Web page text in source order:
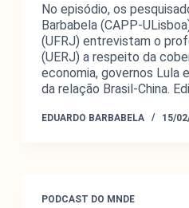
No episódio, os
Barbabela (CAPP-
(UFRJ) entrevistam o
(UERJ) a respeito da
economia, governos Lula
da relação Brasil-China.
EDUARDO BARBABELA 15/
PODCAST DO MNDE